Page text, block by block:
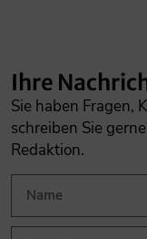
Ihre
Sie haben Fragen,
schreiben Sie
Redaktion.